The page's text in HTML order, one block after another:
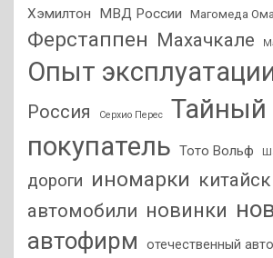
Хэмилтон
МВД России Магомеда
Ферстаппен Махачкале
Опыт
Россия Серхио Перес
Тайный
покупатель Тото Вольф
дороги иномарки
автомобили новинки
автофирм
отечественный